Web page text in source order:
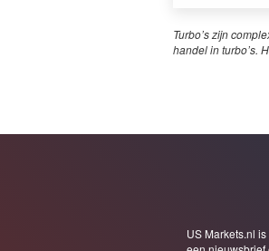
Turbo’s zijn
handel in turbo’s.
US Markets.nl